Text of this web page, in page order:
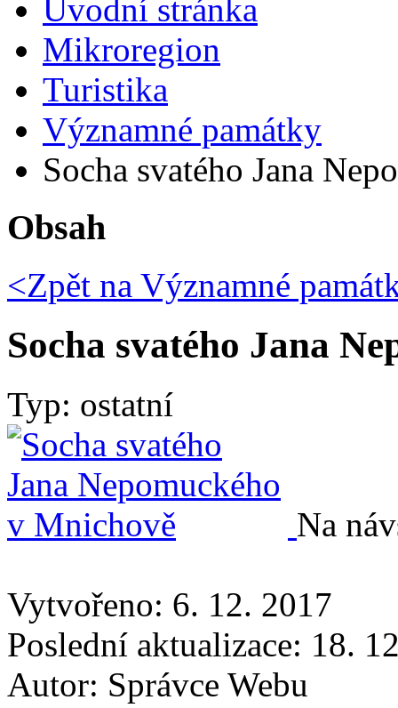
Úvodní stránka
Mikroregion
Turistika
Významné památky
Socha svatého Jana
Obsah
<Zpět na Významné
Socha svatého Jana
Typ: ostatní
Na
Vytvořeno: 6. 12. 2017
Poslední aktualizace: 18.
Autor: Správce Webu